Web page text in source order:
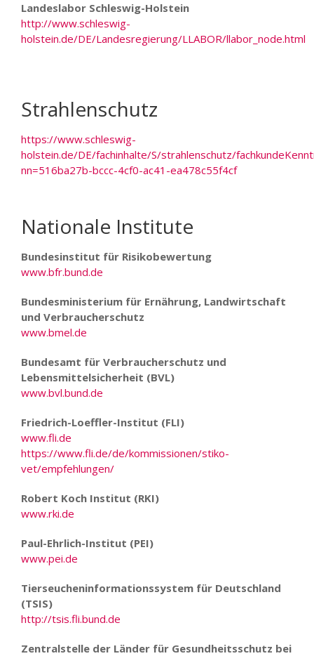
Landeslabor Schleswig-Holstein
http://www.schleswig-
holstein.de/DE/Landesregierung/LLABOR/llabor_node.html
Strahlenschutz
https://www.schleswig-
holstein.de/DE/fachinhalte/S/strahlenschutz/
nn=516ba27b-bccc-4cf0-ac41-ea478c55f4cf
Nationale Institute
Bundesinstitut für Risikobewertung
www.bfr.bund.de
Bundesministerium für Ernährung, Landwirtschaft
und Verbraucherschutz
www.bmel.de
Bundesamt für Verbraucherschutz und
Lebensmittelsicherheit (BVL)
www.bvl.bund.de
Friedrich-Loeffler-Institut (FLI)
www.fli.de
https://www.fli.de/de/kommissionen/stiko-
vet/empfehlungen/
Robert Koch Institut (RKI)
www.rki.de
Paul-Ehrlich-Institut (PEI)
www.pei.de
Tierseucheninformationssystem für Deutschland
(TSIS)
http://tsis.fli.bund.de
Zentralstelle der Länder für Gesundheitsschutz bei